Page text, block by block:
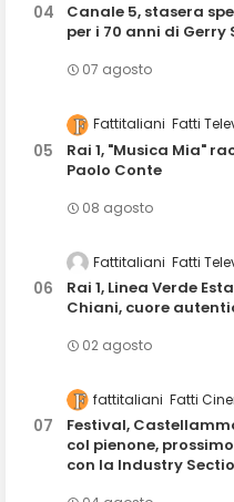
Canale 5, stasera
per i 70 anni di Gerry
07 agosto
Fattitaliani Fatti
Rai 1, "Musica Mia"
Paolo Conte
08 agosto
Fattitaliani Fatti
Rai 1, Linea Verde
Chiani, cuore
02 agosto
fattitaliani Fatti
Festival,
col pienone,
con la Industry